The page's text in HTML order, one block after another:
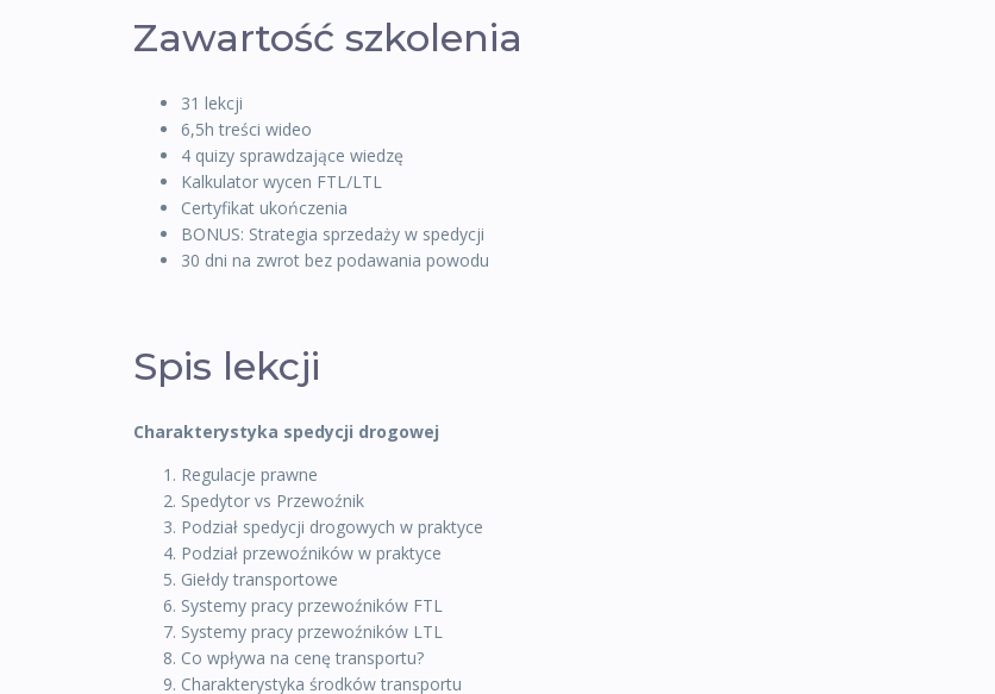
Zawartość szkolenia
31 lekcji
6,5h treści wideo
4 quizy sprawdzające wiedzę
Kalkulator wycen FTL/LTL
Certyfikat ukończenia
BONUS: Strategia sprzedaży w spedycji
30 dni na zwrot bez podawania powodu
Spis lekcji
Charakterystyka spedycji drogowej
Regulacje prawne
Spedytor vs Przewoźnik
Podział spedycji drogowych w praktyce
Podział przewoźników w praktyce
Giełdy transportowe
Systemy pracy przewoźników FTL
Systemy pracy przewoźników LTL
Co wpływa na cenę transportu?
Charakterystyka środków transportu